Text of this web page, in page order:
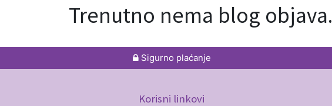
Trenutno nema blog objava.
Sigurno plaćanje
Korisni linkovi